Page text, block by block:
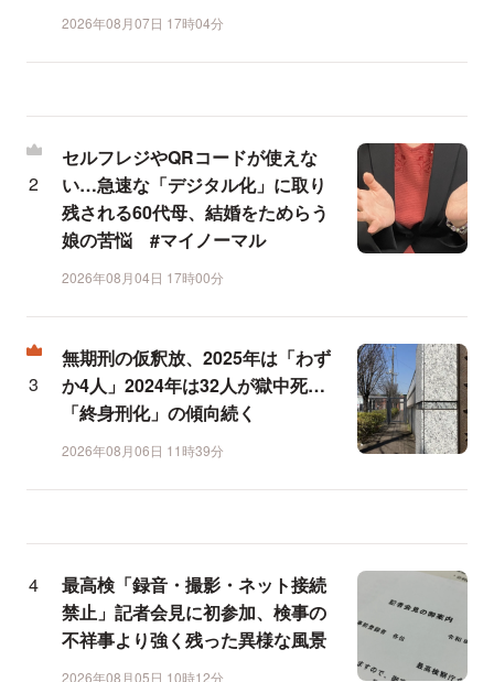
2026年08月07日 17時04分
セルフレジやQRコードが使えな
い…急速な「デジタル化」に取り
残される60代母、結婚をためらう
娘の苦悩 #マイノーマル
2026年08月04日 17時00分
無期刑の仮釈放、2025年は「わず
か4人」2024年は32人が獄中死…
「終身刑化」の傾向続く
2026年08月06日 11時39分
最高検「録音・撮影・ネット接続
禁止」記者会見に初参加、検事の
不祥事より強く残った異様な風景
2026年08月05日 10時12分